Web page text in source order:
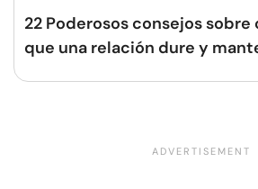
22 Poderosos consejos
que una relación dure y